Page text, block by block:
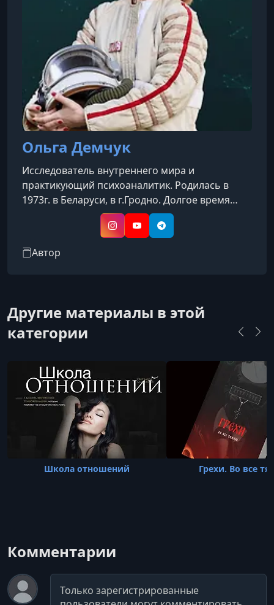
Ольга Демчук
Исследователь внутреннего мира и
практикующий психоаналитик. Родилась в
1973г. в Беларуси, в г.Гродно. Долгое время
жила в небольшом городке Лида. Окончила
Гродненский Государственный Аграрный
училась в Белорусском Государственном
и аудит). Проработала бухгалтером и
экономистом в упра
InstagramYouTubeTelegram
Автор
Другие материалы в этой
категории
Школа отношений Грехи. Во все
Комментарии
Комментарий